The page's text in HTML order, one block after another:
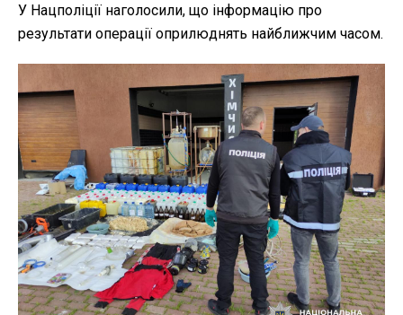
У Нацполіції наголосили, що інформацію про
результати операції оприлюднять найближчим часом.